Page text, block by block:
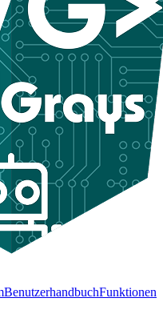
BenutzerhandbuchFunktionen